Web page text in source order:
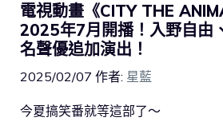
電視動畫《CITY THE
2025年7月開播！入野自由
名聲優追加演出！
2025/02/07 作者: 星藍
今夏搞笑番就等這部了～